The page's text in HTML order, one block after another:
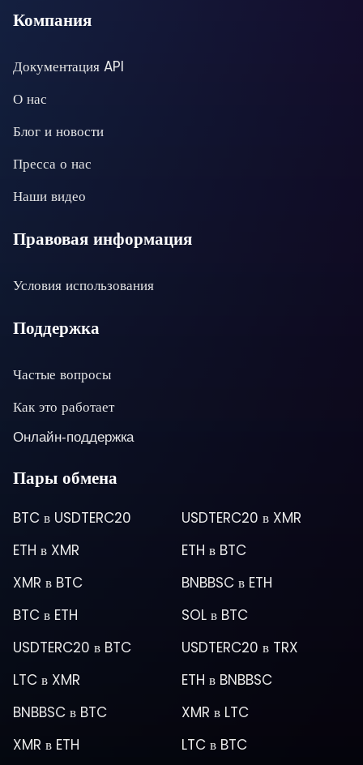
Компания
Документация API
О нас
Блог и новости
Пресса о нас
Наши видео
Правовая информация
Условия использования
Поддержка
Частые вопросы
Как это работает
Онлайн-поддержка
Пары обмена
BTC в USDTERC20 USDTERC20 в XMR
ETH в XMR ETH в BTC
XMR в BTC BNBBSC в ETH
BTC в ETH SOL в BTC
USDTERC20 в BTC USDTERC20 в TRX
LTC в XMR ETH в BNBBSC
BNBBSC в BTC XMR в LTC
XMR в ETH LTC в BTC